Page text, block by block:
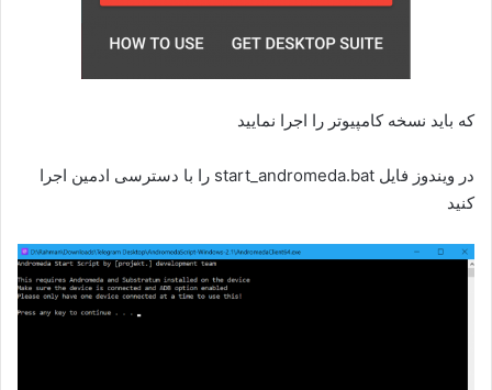
که باید نسخه کامپیوتر را اجرا نمایید
در ویندوز فایل start_andromeda.bat را با دسترسی ادمین اجرا
کنید